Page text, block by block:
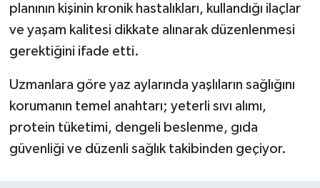
planının kişinin kronik hastalıkları, kullandığı ilaçlar
ve yaşam kalitesi dikkate alınarak düzenlenmesi
gerektiğini ifade etti.
Uzmanlara göre yaz aylarında yaşlıların sağlığını
korumanın temel anahtarı; yeterli sıvı alımı,
protein tüketimi, dengeli beslenme, gıda
güvenliği ve düzenli sağlık takibinden geçiyor.